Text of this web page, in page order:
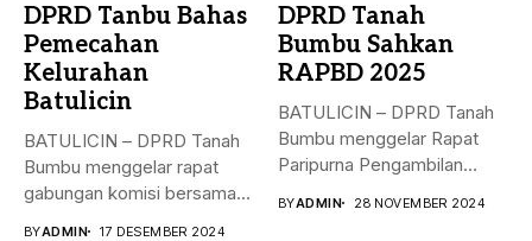
DPRD Tanbu Bahas
Pemecahan
Kelurahan
Batulicin
BATULICIN – DPRD Tanah
Bumbu menggelar rapat
gabungan komisi bersama
BYADMIN 17 DESEMBER 2024
DPRD Tanah
Bumbu Sahkan
RAPBD 2025
BATULICIN – DPRD Tanah
Bumbu menggelar Rapat
Paripurna Pengambilan
BYADMIN 28 NOVEMBER 2024